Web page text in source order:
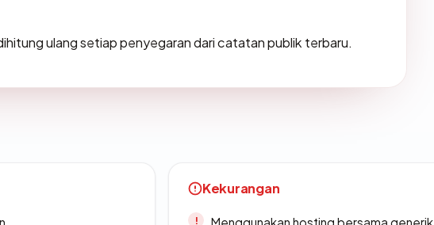
ulang setiap penyegaran dari catatan publik terbaru.
Kekurangan